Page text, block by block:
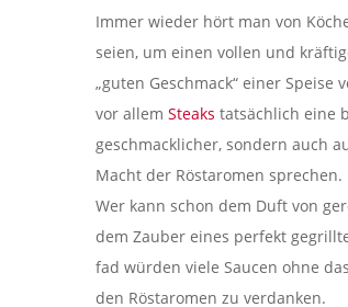
Immer wieder hört man von
seien, um einen vollen und
„guten Geschmack“ einer
vor allem Steaks tatsächlich eine
geschmacklicher, sondern auch
Macht der Röstaromen sprechen.
Wer kann schon dem Duft von
dem Zauber eines perfekt
fad würden viele Saucen ohne
den Röstaromen zu verdanken.